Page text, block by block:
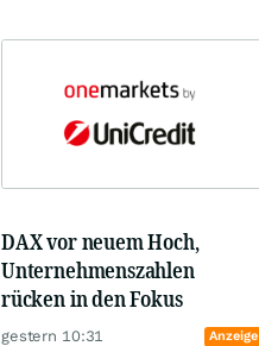
DAX vor neuem Hoch,
Unternehmenszahlen
rücken in den Fokus
gestern 10:31 Anzeige